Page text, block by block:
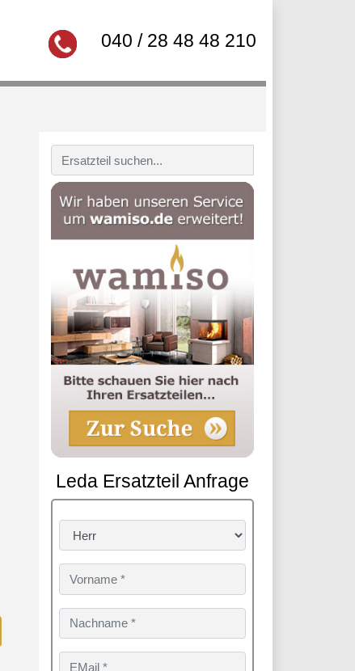
040 / 28 48 48 210
Leda Ersatzteil Anfrage